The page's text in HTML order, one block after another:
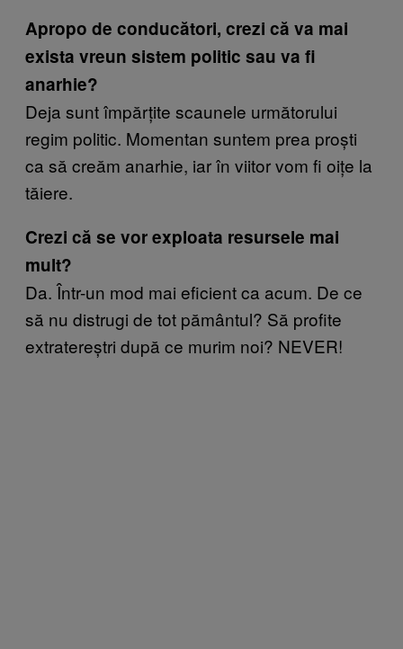
Apropo de conducători, crezi că va mai
exista vreun sistem politic sau va fi
anarhie?
Deja sunt împărțite scaunele următorului
regim politic. Momentan suntem prea proști
ca să creăm anarhie, iar în viitor vom fi oițe la
tăiere.
Crezi că se vor exploata resursele mai
mult?
Da. Într-un mod mai eficient ca acum. De ce
să nu distrugi de tot pământul? Să profite
extratereștri după ce murim noi? NEVER!